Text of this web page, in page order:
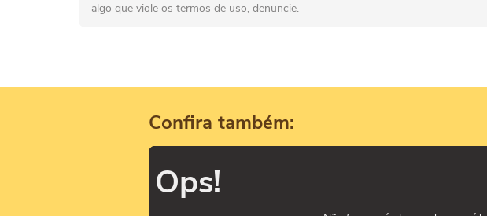
algo que viole os termos de uso, denuncie.
Confira também:
Ops!